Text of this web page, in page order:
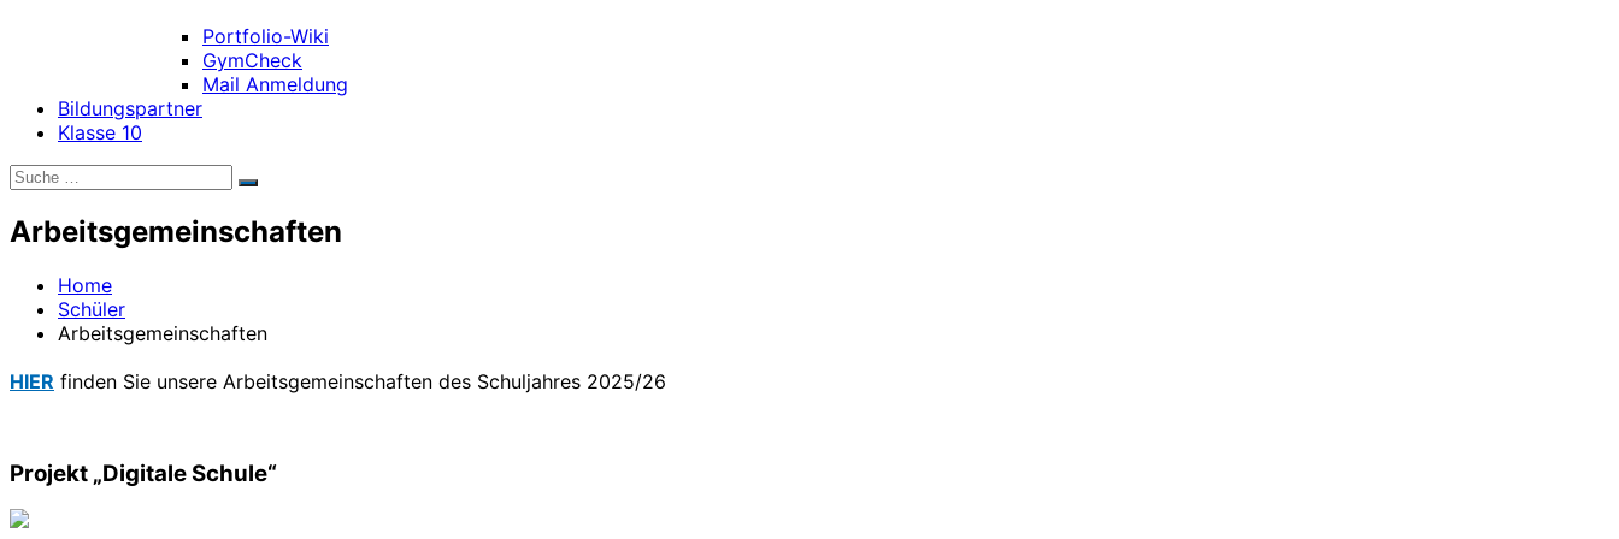
Portfolio-Wiki
GymCheck
Mail Anmeldung
Bildungspartner
Klasse 10
Suche
Suchen
Arbeitsgemeinschaften
Home
Schüler
Arbeitsgemeinschaften
HIER finden Sie unsere Arbeitsgemeinschaften des Schuljahres 2025/26
Projekt „Digitale Schule“